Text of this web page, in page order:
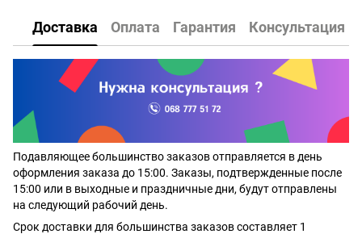
Доставка Оплата Гарантия Консультация
Подавляющее большинство заказов отправляется в день
оформления заказа до 15:00. Заказы, подтвержденные после
15:00 или в выходные и праздничные дни, будут отправлены
на следующий рабочий день.
Срок доставки для большинства заказов составляет 1